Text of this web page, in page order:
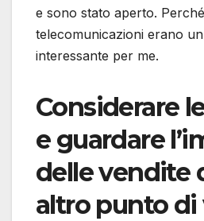
e sono stato aperto.
telecomunicazioni erano
interessante per me.
Considerare
e guardare
delle vendite
altro punto di